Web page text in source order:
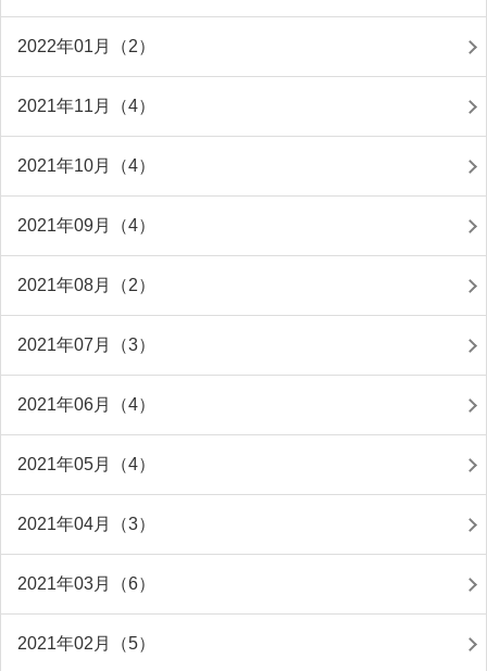
2022年01月（2）
2021年11月（4）
2021年10月（4）
2021年09月（4）
2021年08月（2）
2021年07月（3）
2021年06月（4）
2021年05月（4）
2021年04月（3）
2021年03月（6）
2021年02月（5）